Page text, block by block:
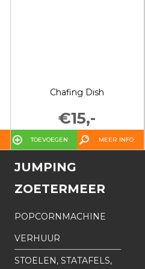
Chafing Dish
€15,-
TOEVOEGEN MEER INFO
JUMPING
ZOETERMEER
POPCORNMACHINE
VERHUUR
STOELEN, STATAFELS,